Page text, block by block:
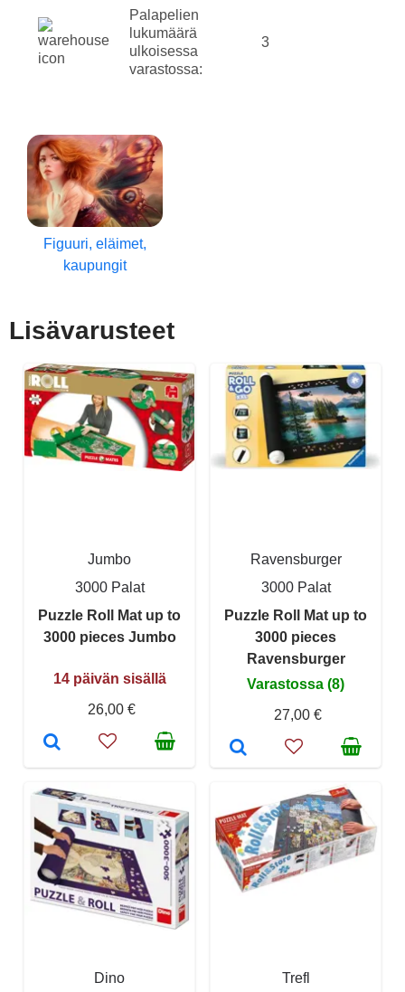
Palapelien
lukumäärä
ulkoisessa
varastossa:
3
Figuuri, eläimet,
kaupungit
Lisävarusteet
Jumbo
3000 Palat
Puzzle Roll Mat up to
3000 pieces Jumbo
14 päivän sisällä
26,00 €
Ravensburger
3000 Palat
Puzzle Roll Mat up to
3000 pieces
Ravensburger
Varastossa (8)
27,00 €
Dino Trefl